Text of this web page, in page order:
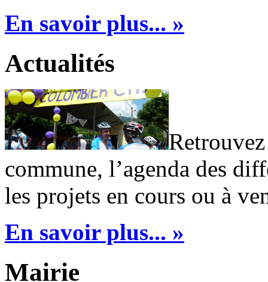
En savoir plus... »
Actualités
commune, l’agenda des
les projets en cours ou à
En savoir plus... »
Mairie